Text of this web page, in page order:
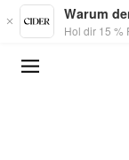
Skip to main content
Warum
Hol dir 15 %